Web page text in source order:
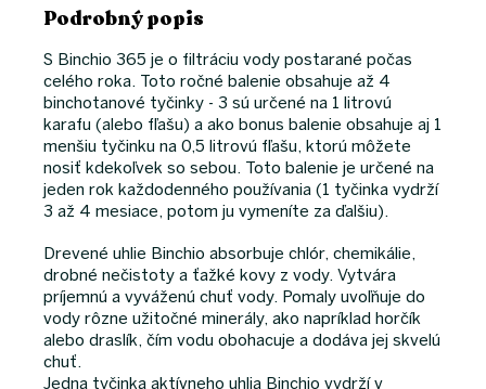
Podrobný popis
S Binchio 365 je o filtráciu vody postarané počas
celého roka. Toto ročné balenie obsahuje až 4
binchotanové tyčinky - 3 sú určené na 1 litrovú
karafu (alebo fľašu) a ako bonus balenie obsahuje aj 1
menšiu tyčinku na 0,5 litrovú fľašu, ktorú môžete
nosiť kdekoľvek so sebou. Toto balenie je určené na
jeden rok každodenného používania (1 tyčinka vydrží
3 až 4 mesiace, potom ju vymeníte za ďalšiu).
Drevené uhlie Binchio absorbuje chlór, chemikálie,
drobné nečistoty a ťažké kovy z vody. Vytvára
príjemnú a vyváženú chuť vody. Pomaly uvoľňuje do
vody rôzne užitočné minerály, ako napríklad horčík
alebo draslík, čím vodu obohacuje a dodáva jej skvelú
chuť.
Jedna tyčinka aktívneho uhlia Binchio vydrží v